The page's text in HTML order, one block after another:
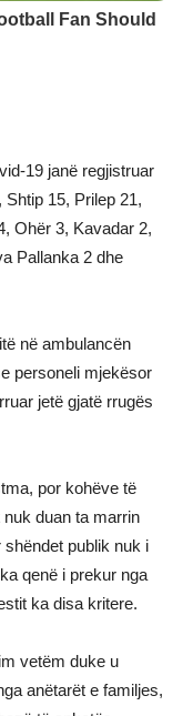
19 janë regjistruar
15, Prilep 21,
Ohër 3, Kavadar 2,
Pallanka 2 dhe
në ambulancën
personeli mjekësor
jetë gjatë rrugës
por kohëve të
duan ta marrin
shëndet publik nuk i
qenë i prekur nga
ka disa kritere.
vetëm duke u
anëtarët e familjes,